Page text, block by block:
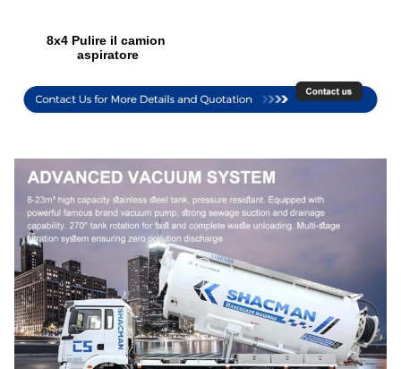
8x4 Pulire il camion
aspiratore